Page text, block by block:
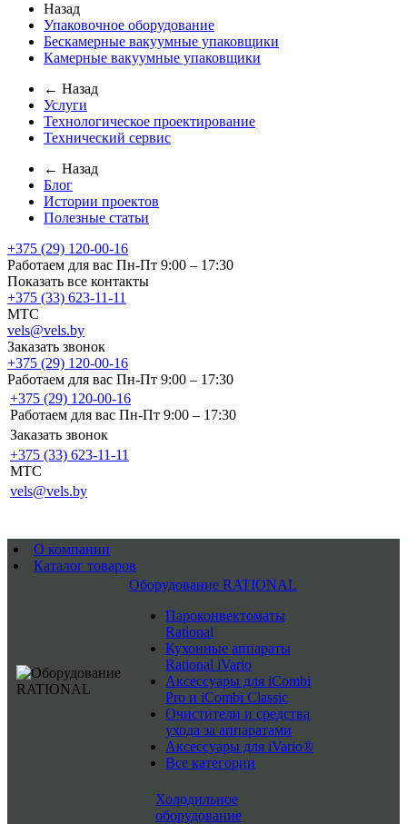
Назад
Упаковочное оборудование
Бескамерные вакуумные упаковщики
Камерные вакуумные упаковщики
← Назад
Услуги
Технологическое проектирование
Технический сервис
← Назад
Блог
Истории проектов
Полезные статьи
+375 (29) 120-00-16
Работаем для вас Пн-Пт 9:00 – 17:30
Показать все контакты
+375 (33) 623-11-11
MTC
vels@vels.by
Заказать звонок
+375 (29) 120-00-16
Работаем для вас Пн-Пт 9:00 – 17:30
+375 (29) 120-00-16
Работаем для вас Пн-Пт 9:00 – 17:30
Заказать звонок
+375 (33) 623-11-11
MTC
vels@vels.by
О компании
Каталог товаров
Оборудование RATIONAL
Пароконвектоматы
Rational
Кухонные аппараты
Rational iVario
Аксессуары для iCombi
Pro и iCombi Classic
Очистители и средства
ухода за аппаратами
Аксессуары для iVario®
Все категории
Холодильное
оборудование